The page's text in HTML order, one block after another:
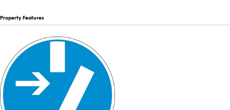
Property Features